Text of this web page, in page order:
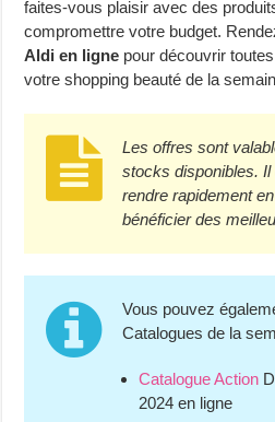
faites-vous plaisir avec des
compromettre votre budget.
Aldi en ligne pour découvrir
votre shopping beauté de la
Les offres sont
stocks disponibles.
rendre rapidement
bénéficier des
Vous pouvez
Catalogues de la
Catalogue Action
2024 en ligne